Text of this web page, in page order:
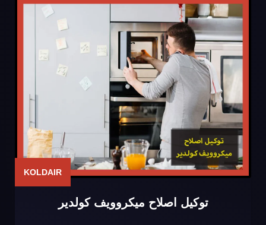
KOLDAIR
توكيل اصلاح ميكروويف كولدير